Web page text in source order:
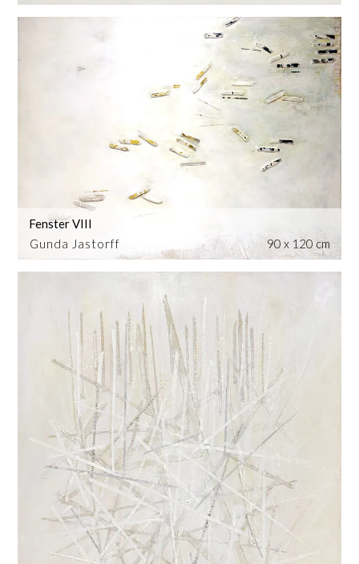
Gunda Jastorff
Fenster VIII
90 x 120 cm